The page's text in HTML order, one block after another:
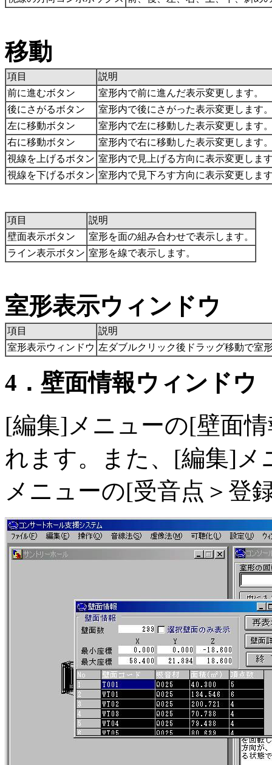
移動
項目
説明
前に進むボタン
室形内で前に進んだ表示変更します。
後にさがるボタン
室形内で後にさがった表示変更します
左に移動ボタン
室形内で左に移動した表示変更します
右に移動ボタン
室形内で右に移動した表示変更します
視線を上げるボタン 室形内で見上げる方向に表示変更しま
視線を下げるボタン 室形内で見下ろす方向に表示変更しま
項目
説明
壁面表示ボタン
室形を面の組み合わせで表示します。
ライン表示ボタン 室形を線で表示します。
室形表示ウィンドウ
項目
説明
室形表示ウィンドウ 左ダブルクリック後ドラッグ移動で室
4．壁面情報ウィンドウ
[編集]メニューの[壁面
れます。また、[編集]
メニューの[受音点＞登